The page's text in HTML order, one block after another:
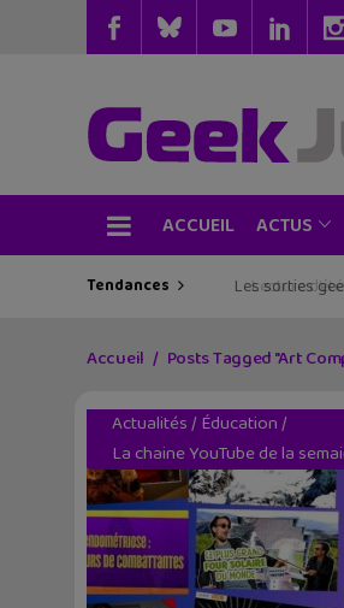
ACCUEIL ACTUS
Tendances Les sorties
Accueil Posts Tagged "Art
Actualités/ Éducation/
La chaine YouTube de la